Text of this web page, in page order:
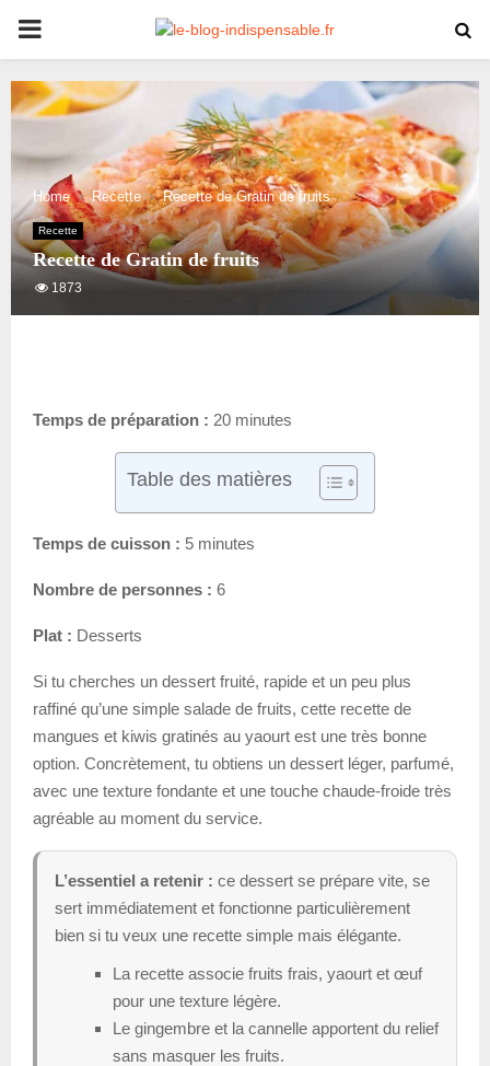
PRIMARY
MENU
Home Recette Recette de Gratin de fruits
Recette
Recette de Gratin de fruits
1873
Temps de préparation : 20 minutes
Table des matières
Temps de cuisson : 5 minutes
Nombre de personnes : 6
Plat : Desserts
Si tu cherches un dessert fruité, rapide et un peu plus
raffiné qu’une simple salade de fruits, cette recette de
mangues et kiwis gratinés au yaourt est une très bonne
option. Concrètement, tu obtiens un dessert léger, parfumé,
avec une texture fondante et une touche chaude-froide très
agréable au moment du service.
L’essentiel a retenir : ce dessert se prépare vite, se
sert immédiatement et fonctionne particulièrement
bien si tu veux une recette simple mais élégante.
La recette associe fruits frais, yaourt et œuf
pour une texture légère.
Le gingembre et la cannelle apportent du relief
sans masquer les fruits.